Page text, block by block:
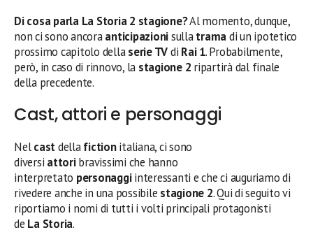
Di cosa parla La Storia 2 stagione?Al momento, dunque,
non ci sono ancoraanticipazionisullatramadi un ipotetico
prossimo capitolo dellaserie TVdi Rai 1. Probabilmente,
però, in caso di rinnovo, la stagione 2 ripartirà dal finale
della precedente.
Cast, attori e personaggi
Nelcastdellafictionitaliana, ci sono
diversi attoribravissimi che hanno
interpretato personaggiinteressanti e che ci auguriamo di
rivedere anche in una possibile stagione 2. Qui di seguito vi
riportiamo i nomi di tutti i volti principali protagonisti
de La Storia.